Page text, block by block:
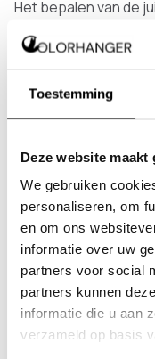
Toestemming
Deze website
We gebruiken
personaliseren, om
en om ons
informatie over uw
partners voor social
partners kunnen
informatie die u aan
verzameld op basis
Het bepalen van de
van je kapstok is
Standaard worden
bouten zijn
pluggen. Aangezien
noodzaak om de
Indien je overweegt
gebruiken, dien je
gevallen werkt een
een draadeinde en
soorten ankers
eerst de
anker te raadplegen